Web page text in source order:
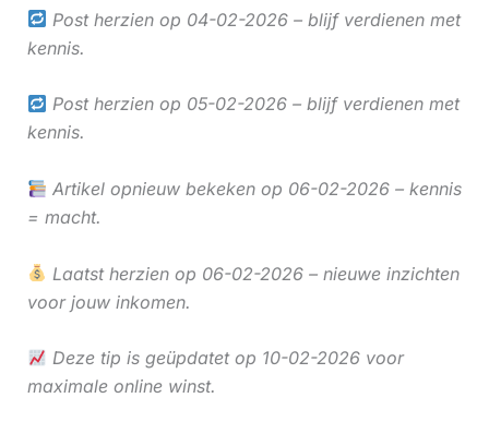
Post herzien op 04-02-2026 – blijf verdienen met
kennis.
Post herzien op 05-02-2026 – blijf verdienen met
kennis.
Artikel opnieuw bekeken op 06-02-2026 – kennis
= macht.
Laatst herzien op 06-02-2026 – nieuwe inzichten
voor jouw inkomen.
Deze tip is geüpdatet op 10-02-2026 voor
maximale online winst.